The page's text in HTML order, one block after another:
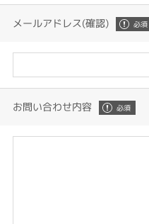
メールアドレス(確認)
お問い合わせ内容